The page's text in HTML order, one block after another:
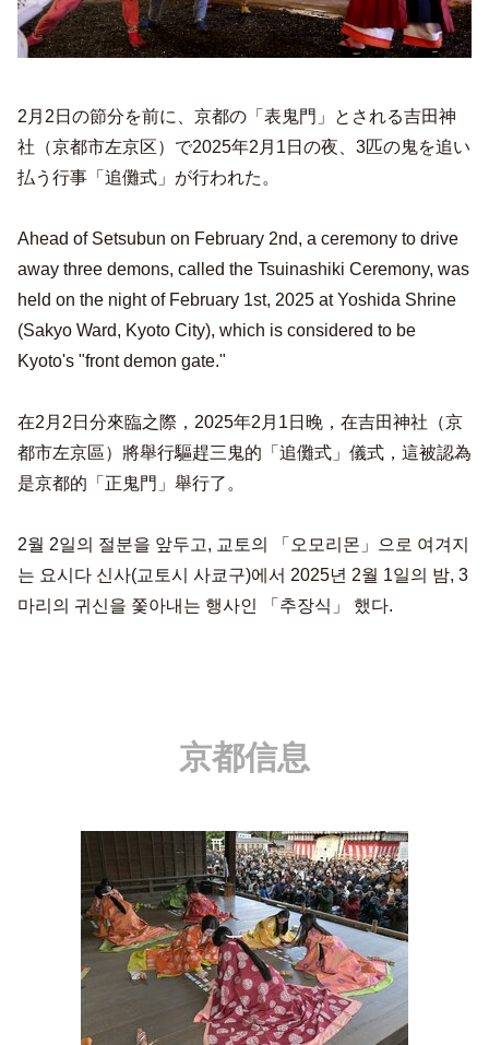
2月2日の節分を前に、京都の「表鬼門」とされる吉田神
社（京都市左京区）で2025年2月1日の夜、3匹の鬼を追い
払う行事「追儺式」が行われた。
Ahead of Setsubun on February 2nd, a ceremony to drive
away three demons, called the Tsuinashiki Ceremony, was
held on the night of February 1st, 2025 at Yoshida Shrine
(Sakyo Ward, Kyoto City), which is considered to be
Kyoto's "front demon gate."
在2月2日分來臨之際，2025年2月1日晚，在吉田神社（京
都市左京區）將舉行驅趕三鬼的「追儺式」儀式，這被認為
是京都的「正鬼門」舉行了。
2월 2일의 절분을 앞두고, 교토의 「오모리몬」으로 여겨지
는 요시다 신사(교토시 사쿄구)에서 2025년 2월 1일의 밤, 3
마리의 귀신을 쫓아내는 행사인 「추장식」 했다.
京都信息